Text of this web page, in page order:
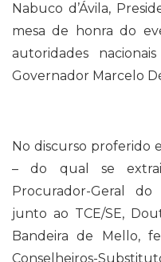
Nabuco d’Ávila,
mesa de honra do
autoridades
Governador Marcelo
No discurso proferido
– do qual se
Procurador-Geral do
junto ao TCE/SE,
Bandeira de Mello,
Conselheiros-